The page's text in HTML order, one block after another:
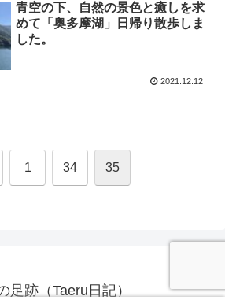
青空の下、自然の景色と癒しを求
めて「奥多摩湖」日帰り散歩しま
した。
2021.12.12
1 34 35
足跡（Taeru日記）